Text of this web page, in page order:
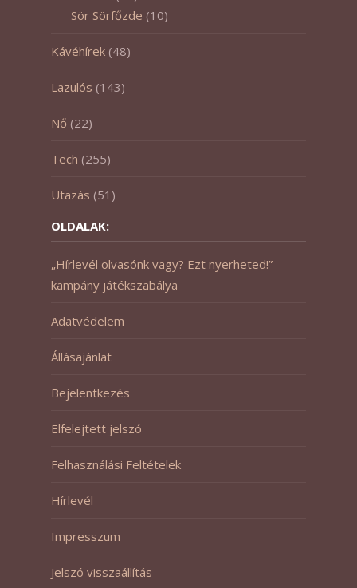
Sör Sörfőzde (10)
Kávéhírek (48)
Lazulós (143)
Nő (22)
Tech (255)
Utazás (51)
OLDALAK:
„Hírlevél olvasónk vagy? Ezt nyerheted!”
kampány játékszabálya
Adatvédelem
Állásajánlat
Bejelentkezés
Elfelejtett jelszó
Felhasználási Feltételek
Hírlevél
Impresszum
Jelszó visszaállítás